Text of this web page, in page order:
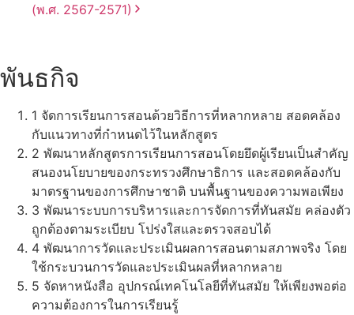
(พ.ศ. 2567-2571)
พันธกิจ
1 จัดการเรียนการสอนด้วยวิธีการที่หลากหลาย สอดคล้อง
กับแนวทางที่กำหนดไว้ในหลักสูตร
2 พัฒนาหลักสูตรการเรียนการสอนโดยยึดผู้เรียนเป็นสำคัญ
สนองนโยบายของกระทรวงศึกษาธิการ และสอดคล้องกับ
มาตรฐานของการศึกษาชาติ บนพื้นฐานของความพอเพียง
3 พัฒนาระบบการบริหารและการจัดการที่ทันสมัย คล่องตัว
ถูกต้องตามระเบียบ โปร่งใสและตรวจสอบได้
4 พัฒนาการวัดและประเมินผลการสอนตามสภาพจริง โดย
ใช้กระบวนการวัดและประเมินผลที่หลากหลาย
5 จัดหาหนังสือ อุปกรณ์เทคโนโลยีที่ทันสมัย ให้เพียงพอต่อ
ความต้องการในการเรียนรู้